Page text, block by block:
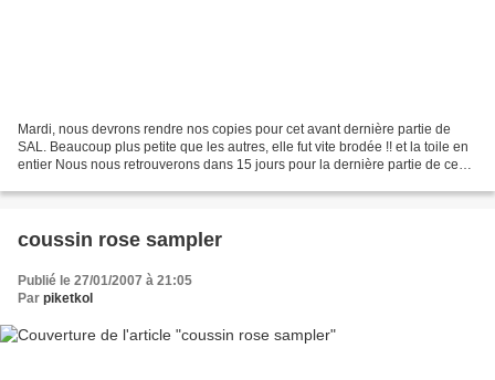
Mardi, nous devrons rendre nos copies pour cet avant dernière partie de
SAL. Beaucoup plus petite que les autres, elle fut vite brodée !! et la toile en
entier Nous nous retrouverons dans 15 jours pour la dernière partie de ce
coussin rose sampler
Publié le 27/01/2007 à 21:05
Par piketkol